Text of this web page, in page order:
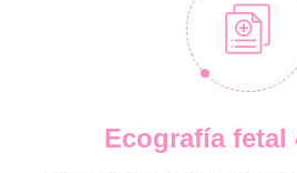
Ecografía fetal